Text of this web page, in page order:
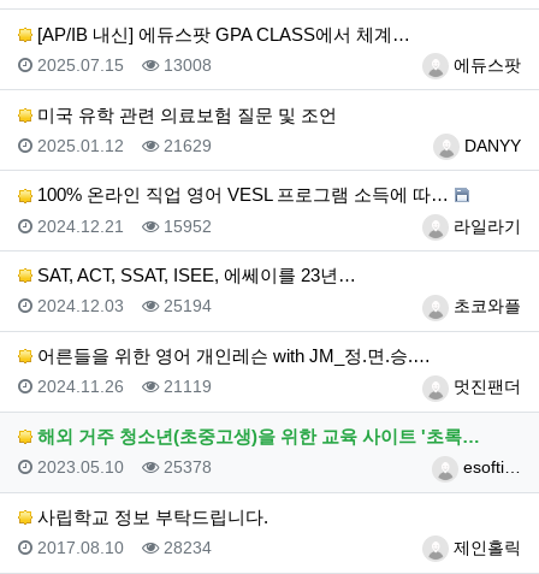
[AP/IB 내신] 에듀스팟 GPA CLASS에서 체계…
등록자에듀스팟
등록일
2025.07.15 조회
13008
미국 유학 관련 의료보험 질문 및 조언
등록자DANYY
등록일
2025.01.12 조회
21629
100% 온라인 직업 영어 VESL 프로그램 소득에 따…
등록자라일라기
등록일
2024.12.21 조회
15952
SAT, ACT, SSAT, ISEE, 에쎄이를 23년…
등록자초코와플
등록일
2024.12.03 조회
25194
어른들을 위한 영어 개인레슨 with JM_정.면.승.…
등록자멋진팬더
등록일
2024.11.26 조회
21119
해외 거주 청소년(초중고생)을 위한 교육 사이트 '초록…
등록자esofti…
등록일
2023.05.10 조회
25378
사립학교 정보 부탁드립니다.
등록자제인홀릭
등록일
2017.08.10 조회
28234